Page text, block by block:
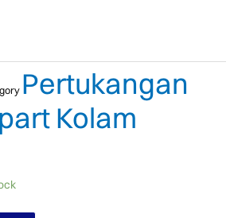
Pertukangan
Kolam